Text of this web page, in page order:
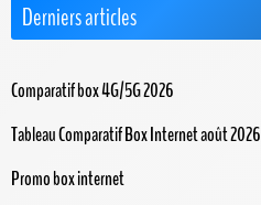
Derniers articles
Comparatif box 4G/5G 2026
Tableau Comparatif Box Internet août 2026
Promo box internet